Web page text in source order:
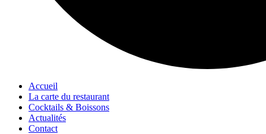
Accueil
La carte du restaurant
Cocktails & Boissons
Actualités
Contact